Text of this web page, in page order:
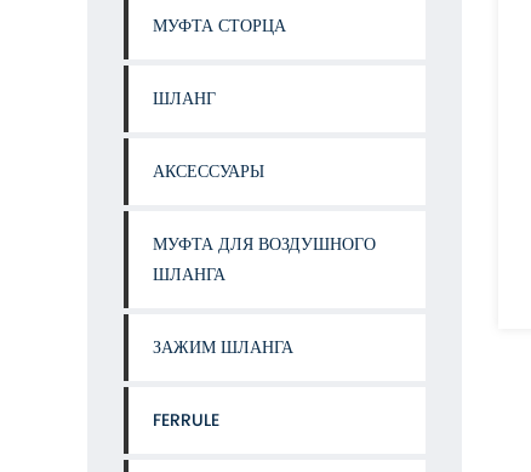
МУФТА СТОРЦА
ШЛАНГ
АКСЕССУАРЫ
МУФТА ДЛЯ ВОЗДУШНОГО
ШЛАНГА
ЗАЖИМ ШЛАНГА
FERRULE